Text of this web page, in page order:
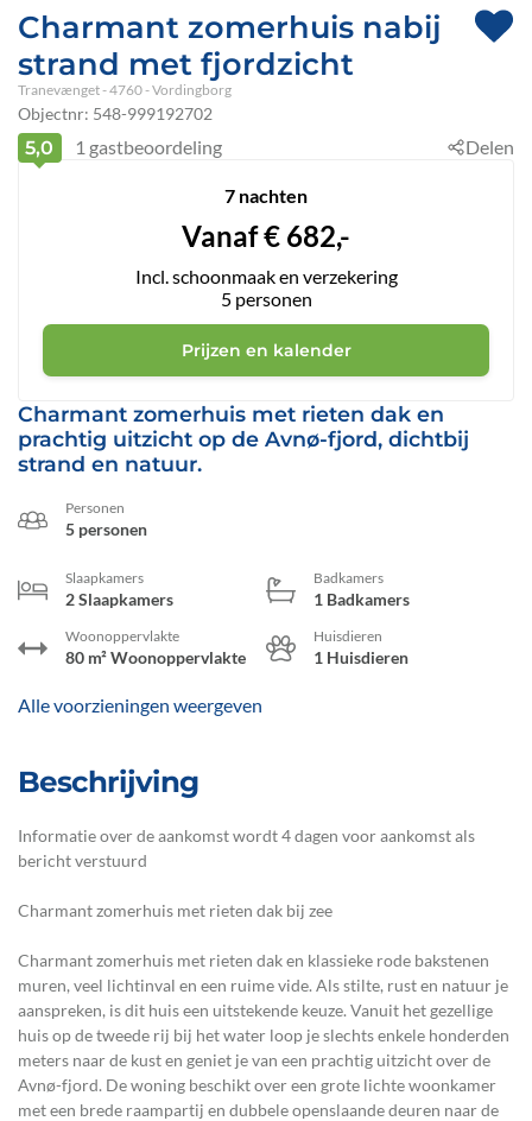
Charmant zomerhuis nabij
strand met fjordzicht
Tranevænget - 4760 - Vordingborg
Objectnr: 548-999192702
Charmant zomerhuis met rieten dak en
prachtig uitzicht op de Avnø-fjord, dichtbij
strand en natuur.
Personen
5 personen
Slaapkamers
2 Slaapkamers
Badkamers
1 Badkamers
Woonoppervlakte
80 m² Woonoppervlakte
Huisdieren
1 Huisdieren
Alle voorzieningen weergeven
Beschrijving
Informatie over de aankomst wordt 4 dagen voor aankomst als
bericht verstuurd
Charmant zomerhuis met rieten dak bij zee
Charmant zomerhuis met rieten dak en klassieke rode bakstenen
muren, veel lichtinval en een ruime vide. Als stilte, rust en natuur je
aanspreken, is dit huis een uitstekende keuze. Vanuit het gezellige
huis op de tweede rij bij het water loop je slechts enkele honderden
meters naar de kust en geniet je van een prachtig uitzicht over de
Avnø-fjord. De woning beschikt over een grote lichte woonkamer
met een brede raampartij en dubbele openslaande deuren naar de
5,0 1 gastbeoordeling Delen
7 nachten
Vanaf€ 682,-
Incl. schoonmaak en verzekering
5 personen
Prijzen en kalender